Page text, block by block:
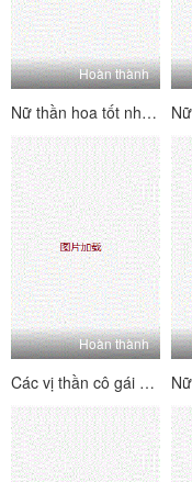
Hoàn thành
Nữ thần hoa tốt nhất mà những kẻ xấu nhỏ bắt đầu đến cuối bộ hoàn chỉnh 3 người xấu nhỏ emm26
Hoàn thành
Các vị thần cô gái mới tốt nhất muốn muốn bố giữ mật khẩu mật khẩu phúc lợi trực tiếp quy mô lớn Cắm lỗ hồng DC White Pulp 10 giờ (6)